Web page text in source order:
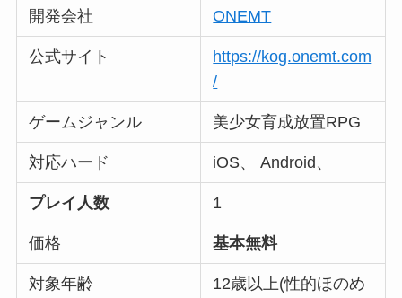
開発会社 ONEMT
公式サイト
https://kog.onemt.com
/
ゲームジャンル 美少女育成放置RPG
対応ハード iOS、 Android、
プレイ人数 1
価格 基本無料
対象年齢
12歳以上(性的ほのめ